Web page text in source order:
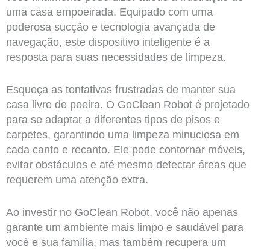
uma casa empoeirada. Equipado com uma
poderosa sucção e tecnologia avançada de
navegação, este dispositivo inteligente é a
resposta para suas necessidades de limpeza.
Esqueça as tentativas frustradas de manter sua
casa livre de poeira. O GoClean Robot é projetado
para se adaptar a diferentes tipos de pisos e
carpetes, garantindo uma limpeza minuciosa em
cada canto e recanto. Ele pode contornar móveis,
evitar obstáculos e até mesmo detectar áreas que
requerem uma atenção extra.
Ao investir no GoClean Robot, você não apenas
garante um ambiente mais limpo e saudável para
você e sua família, mas também recupera um